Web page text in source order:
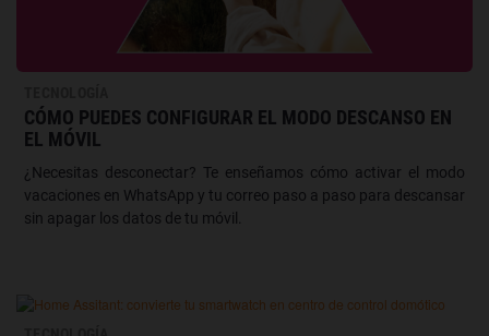
CÓMO PUEDES CONFIGURAR EL MODO DESCANSO EN
EL MÓVIL
¿Necesitas desconectar? Te enseñamos cómo activar el modo
vacaciones en WhatsApp y tu correo paso a paso para descansar
sin apagar los datos de tu móvil.